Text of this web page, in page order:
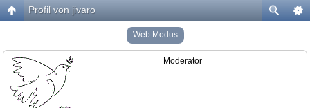
Profil von jivaro
Web Modus
Moderator